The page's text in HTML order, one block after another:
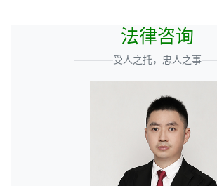
法律咨询
————受人之托，忠人之事